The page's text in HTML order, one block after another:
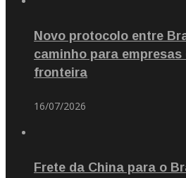
Novo protocolo entre
caminho para empresas
fronteira
16/07/2026
Frete da China para o